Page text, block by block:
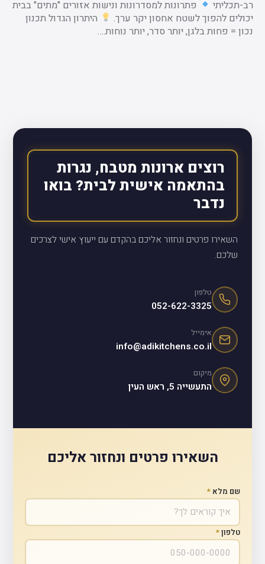
רב-תכליתי
פתרונות למסדרונות ונישות אזורים "מתים" בבית
יכולים להפוך לשטח אחסון יקר ערך.
היתרון הגדול תכנון
נכון = פחות בלגן, יותר סדר, יותר נוחות.…
רוצים ארונות מטבח, נגרות
בהתאמה אישית לבית? בואו
נדבר
השאירו פרטים ונחזור אליכם בהקדם עם ייעוץ אישי לצרכים
שלכם.
טלפון
052-622-3325
אימייל
info@adikitchens.co.il
מיקום
התעשייה 5, ראש העין
השאירו פרטים ונחזור אליכם
שם מלא*
טלפון*